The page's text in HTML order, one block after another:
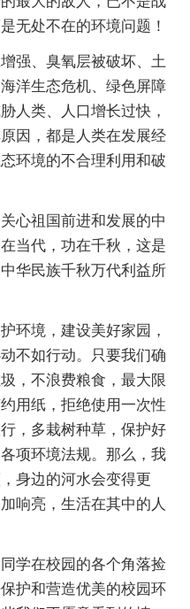
无处不在的环境问题！
、臭氧层被破坏、土
洋生态危机、绿色屏障
人类、人口增长过快，
因，都是人类在发展经
环境的不合理利用和破
祖国前进和发展的中
当代，功在千秋，这是
华民族千秋万代利益所
境，建设美好家园，
不如行动。只要我们确
，不浪费粮食，最大限
用纸，拒绝使用一次性
，多栽树种草，保护好
项环境法规。那么，我
身边的河水会变得更
响亮，生活在其中的人
在校园的各个角落捡
护和营造优美的校园环